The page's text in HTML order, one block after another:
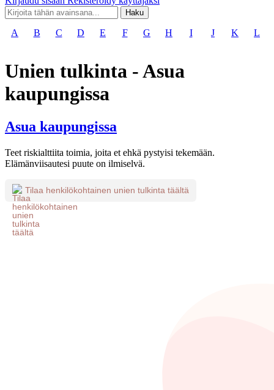
Haku
A B C D E F G H I J K L
Unien tulkinta - Asua
kaupungissa
Asua kaupungissa
Teet riskialttiita toimia, joita et ehkä pystyisi tekemään.
Elämänviisautesi puute on ilmiselvä.
Tilaa henkilökohtainen unien tulkinta täältä